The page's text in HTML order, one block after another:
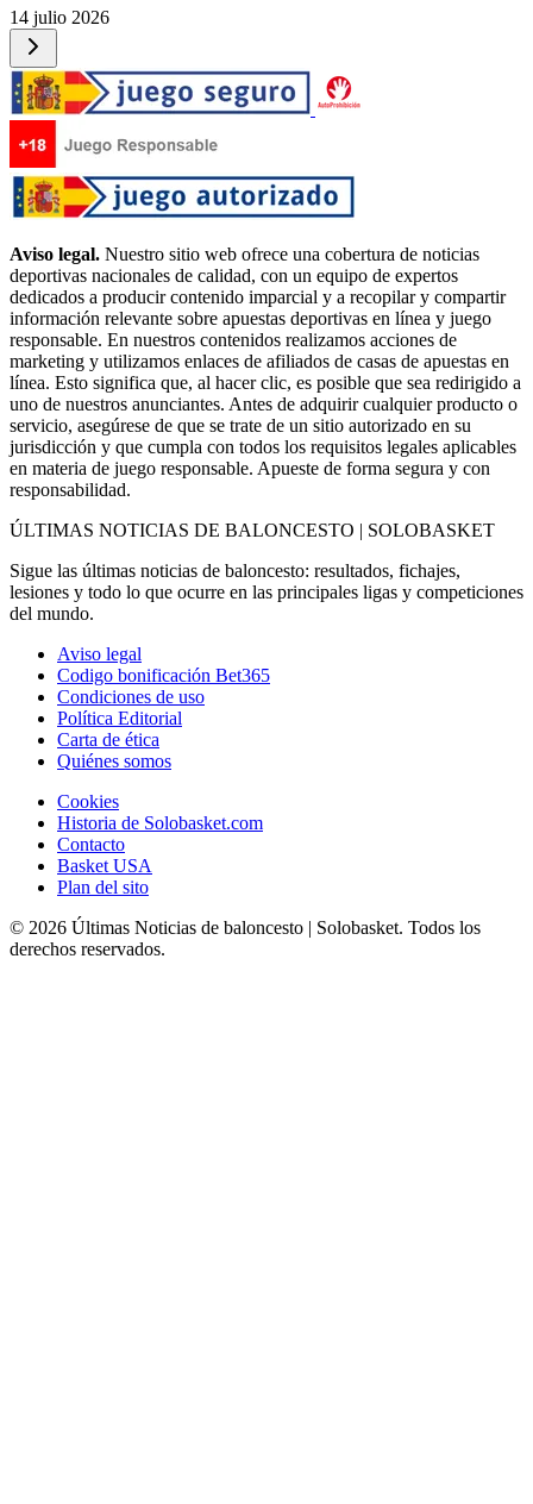
14 julio 2026
Aviso legal. Nuestro sitio web ofrece una cobertura de noticias
deportivas nacionales de calidad, con un equipo de expertos
dedicados a producir contenido imparcial y a recopilar y compartir
información relevante sobre apuestas deportivas en línea y juego
responsable. En nuestros contenidos realizamos acciones de
marketing y utilizamos enlaces de afiliados de casas de apuestas en
línea. Esto significa que, al hacer clic, es posible que sea redirigido a
uno de nuestros anunciantes. Antes de adquirir cualquier producto o
servicio, asegúrese de que se trate de un sitio autorizado en su
jurisdicción y que cumpla con todos los requisitos legales aplicables
en materia de juego responsable. Apueste de forma segura y con
responsabilidad.
ÚLTIMAS NOTICIAS DE BALONCESTO | SOLOBASKET
Sigue las últimas noticias de baloncesto: resultados, fichajes,
lesiones y todo lo que ocurre en las principales ligas y competiciones
del mundo.
Aviso legal
Codigo bonificación Bet365
Condiciones de uso
Política Editorial
Carta de ética
Quiénes somos
Cookies
Historia de Solobasket.com
Contacto
Basket USA
Plan del sito
© 2026 Últimas Noticias de baloncesto | Solobasket. Todos los
derechos reservados.